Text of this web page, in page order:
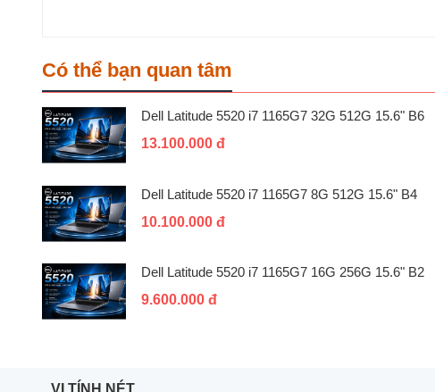
Có thể bạn quan tâm
Dell Latitude 5520 i7 1165G7 32G 512G 15.6" B6
13.100.000 đ
Dell Latitude 5520 i7 1165G7 8G 512G 15.6" B4
10.100.000 đ
Dell Latitude 5520 i7 1165G7 16G 256G 15.6" B2
9.600.000 đ
VI TÍNH NÉT